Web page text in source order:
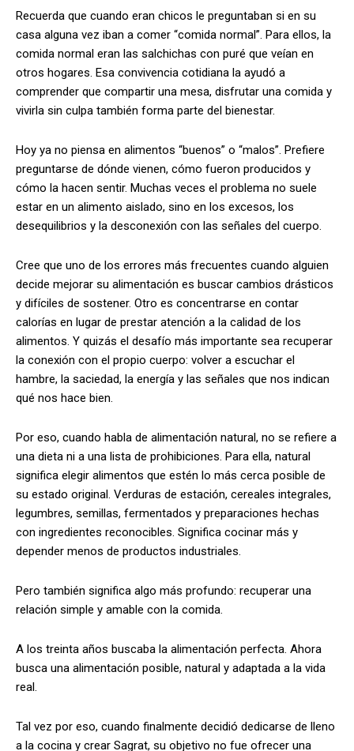
Recuerda que cuando eran chicos le preguntaban si en su
casa alguna vez iban a comer “comida normal”. Para ellos, la
comida normal eran las salchichas con puré que veían en
otros hogares. Esa convivencia cotidiana la ayudó a
comprender que compartir una mesa, disfrutar una comida y
vivirla sin culpa también forma parte del bienestar.
Hoy ya no piensa en alimentos “buenos” o “malos”. Prefiere
preguntarse de dónde vienen, cómo fueron producidos y
cómo la hacen sentir. Muchas veces el problema no suele
estar en un alimento aislado, sino en los excesos, los
desequilibrios y la desconexión con las señales del cuerpo.
Cree que uno de los errores más frecuentes cuando alguien
decide mejorar su alimentación es buscar cambios drásticos
y difíciles de sostener. Otro es concentrarse en contar
calorías en lugar de prestar atención a la calidad de los
alimentos. Y quizás el desafío más importante sea recuperar
la conexión con el propio cuerpo: volver a escuchar el
hambre, la saciedad, la energía y las señales que nos indican
qué nos hace bien.
Por eso, cuando habla de alimentación natural, no se refiere a
una dieta ni a una lista de prohibiciones. Para ella, natural
significa elegir alimentos que estén lo más cerca posible de
su estado original. Verduras de estación, cereales integrales,
legumbres, semillas, fermentados y preparaciones hechas
con ingredientes reconocibles. Significa cocinar más y
depender menos de productos industriales.
Pero también significa algo más profundo: recuperar una
relación simple y amable con la comida.
A los treinta años buscaba la alimentación perfecta. Ahora
busca una alimentación posible, natural y adaptada a la vida
real.
Tal vez por eso, cuando finalmente decidió dedicarse de lleno
a la cocina y crear Sagrat, su objetivo no fue ofrecer una